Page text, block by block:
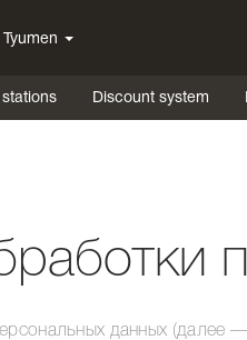
Tyumen
stations Discount system
данных (далее